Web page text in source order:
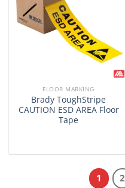
FLOOR MARKING
Brady ToughStripe
CAUTION ESD AREA Floor
Tape
1 2